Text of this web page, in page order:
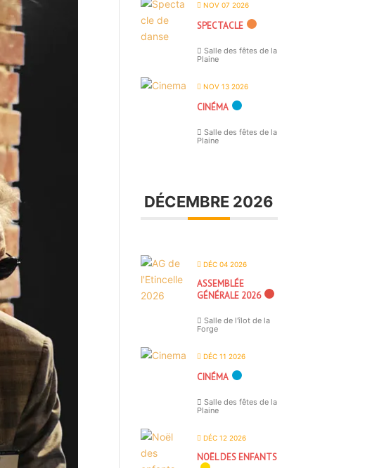
NOV 07 2026
SPECTACLE
Salle des fêtes de la
Plaine
NOV 13 2026
CINÉMA
Salle des fêtes de la
Plaine
DÉCEMBRE 2026
DÉC 04 2026
ASSEMBLÉE
GÉNÉRALE 2026
Salle de l'îlot de la
Forge
DÉC 11 2026
CINÉMA
Salle des fêtes de la
Plaine
DÉC 12 2026
NOËL DES ENFANTS